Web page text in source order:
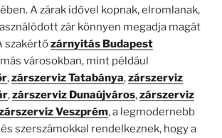
A zárak idővel kopnak, elromlanak,
zár könnyen megadja magát
szakértőzárnyitás Budapest
városokban, mint például
,zárszerviz Tatabánya,zárszerviz
,zárszerviz Dunaújváros,zárszerviz
Veszprém, a legmodernebb
szerszámokkal rendelkeznek, hogy a